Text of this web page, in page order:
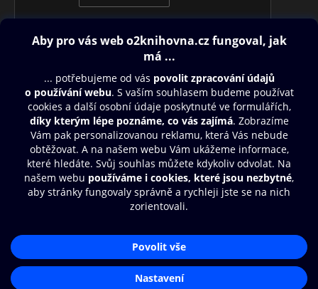
Obsah ke stažení
Moje O2 Knihovna
Další zábava
© O2 Czech Republic a.s.
Zásady zpracování osobních údajůAplikace O2 Knihovna
Čti a poslouchej své e-knihy a